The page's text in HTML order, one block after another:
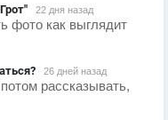
22 дня назад
фото как выглядит
26 дней назад
рассказывать,